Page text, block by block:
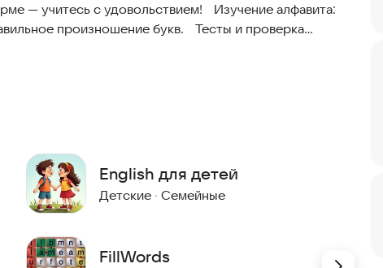
с удовольствием! Изучение алфавита:
букв. Тесты и проверка
встроенных тестов, которые помогают выявить и
прямо сейчас и убедитесь, что изучение языка
выслушать и помочь! Свяжитесь с нами через
English для детей
Детские · Семейные
FillWords